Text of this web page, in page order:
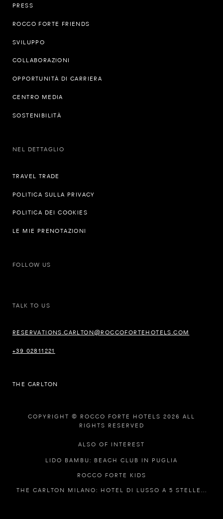
PRESS
ROCCO FORTE FRIENDS
SVILUPPO
COLLABORAZIONI
OPPORTUNITÀ DI CARRIERA
CENTRO MEDIA
SOSTENIBILITÀ
NEL DETTAGLIO
TRAVEL TRADE
POLITICA SULLA PRIVACY
POLITICA DEI COOKIES
LE MIE PRENOTAZIONI
FOLLOW US
TALK TO US
RESERVATIONS.CARLTON@ROCCOFORTEHOTELS.COM
+39 02811221
THE CARLTON
COPYRIGHT © ROCCO FORTE HOTELS 2026 ALL
RIGHTS RESERVED
ALSO OF INTEREST
LIDO BAMBU: BEACH CLUB IN PUGLIA
ROCCO FORTE KIDS
THE CARLTON MILANO: HOTEL DI LUSSO A 5 STELLE...